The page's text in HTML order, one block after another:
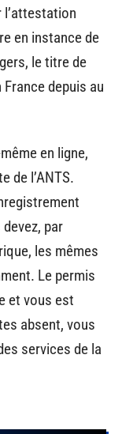
en instance de
le titre de
depuis au
en ligne,
de l’ANTS.
par
les mêmes
Le permis
et vous est
absent, vous
services de la